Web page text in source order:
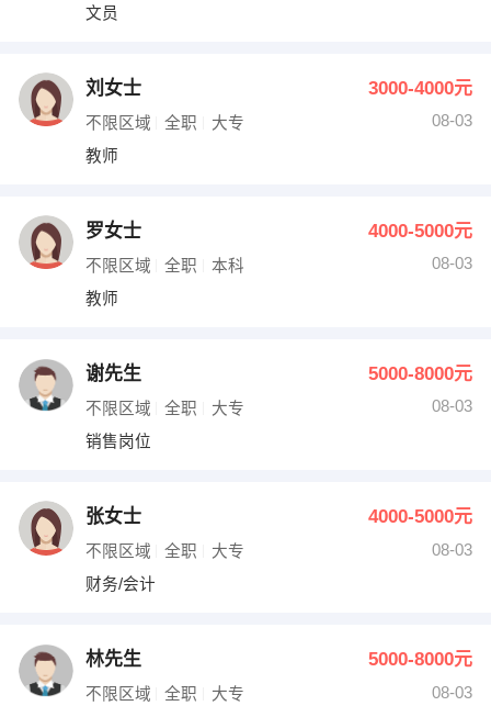
文员
刘女士 3000-4000元
不限区域 全职 大专
08-03
教师
罗女士 4000-5000元
不限区域 全职 本科
08-03
教师
谢先生 5000-8000元
不限区域 全职 大专
08-03
销售岗位
张女士 4000-5000元
不限区域 全职 大专
08-03
财务/会计
林先生 5000-8000元
不限区域 全职 大专
08-03